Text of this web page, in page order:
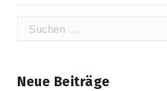
Suchen
Neue Beiträge